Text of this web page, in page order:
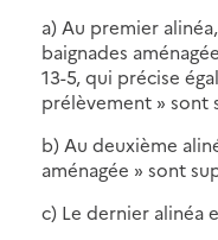
a) Au premier
baignades
13-5, qui précise
prélèvement » sont
b) Au deuxième
aménagée » sont
c) Le dernier alinéa